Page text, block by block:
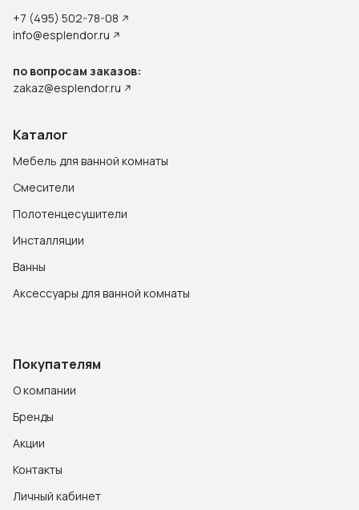
+7 (495) 502-78-08
info@esplendor.ru
по вопросам заказов:
zakaz@esplendor.ru
Каталог
Мебель для ванной комнаты
Смесители
Полотенцесушители
Инсталляции
Ванны
Аксессуары для ванной комнаты
Покупателям
О компании
Бренды
Акции
Контакты
Личный кабинет